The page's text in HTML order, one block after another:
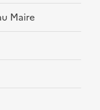
Maire